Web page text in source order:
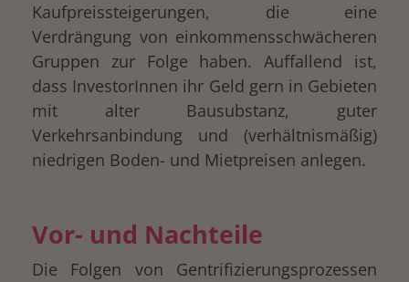
Kaufpreissteigerungen, die eine
Verdrängung von einkommensschwächeren
Gruppen zur Folge haben. Auffallend ist,
dass InvestorInnen ihr Geld gern in Gebieten
mit alter Bausubstanz, guter
Verkehrsanbindung und (verhältnismäßig)
niedrigen Boden- und Mietpreisen anlegen.
Vor- und Nachteile
Die Folgen von Gentrifizierungsprozessen